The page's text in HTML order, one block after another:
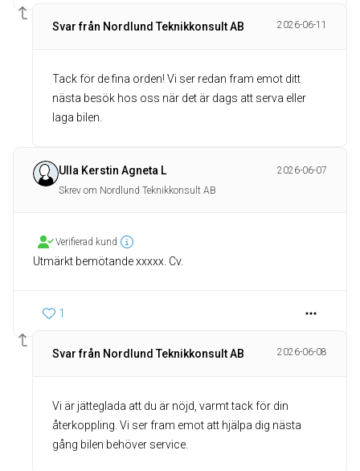
Svar från Nordlund Teknikkonsult AB 2026-06-11
Tack för de fina orden! Vi ser redan fram emot ditt
nästa besök hos oss när det är dags att serva eller
laga bilen.
Ulla Kerstin Agneta L
2026-06-07
Skrev om Nordlund Teknikkonsult AB
Verifierad kund
Utmärkt bemötande xxxxx. Cv.
1
Svar från Nordlund Teknikkonsult AB 2026-06-08
Vi är jätteglada att du är nöjd, varmt tack för din
återkoppling. Vi ser fram emot att hjälpa dig nästa
gång bilen behöver service.